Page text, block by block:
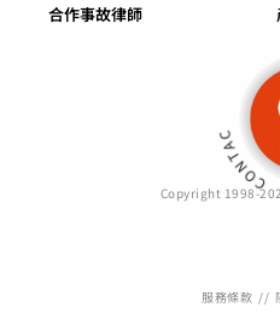
合作事故律師
Copyright 1998-
服務條款 //